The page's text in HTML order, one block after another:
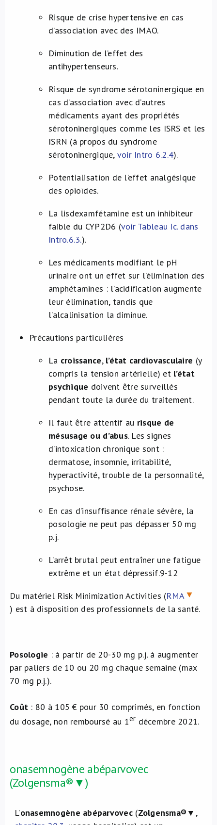
Risque de crise hypertensive en cas
d’association avec des IMAO.
Diminution de l’effet des
antihypertenseurs.
Risque de syndrome sérotoninergique en
cas d’association avec d’autres
médicaments ayant des propriétés
sérotoninergiques comme les ISRS et les
ISRN (à propos du syndrome
sérotoninergique, voir Intro 6.2.4).
Potentialisation de l’effet analgésique
des opioïdes.
La lisdexamfétamine est un inhibiteur
faible du CYP2D6 (voir Tableau Ic. dans
Intro.6.3.).
Les médicaments modifiant le pH
urinaire ont un effet sur l’élimination des
amphétamines : l’acidification augmente
leur élimination, tandis que
l’alcalinisation la diminue.
Précautions particulières
La croissance, l’état cardiovasculaire (y
compris la tension artérielle) et l’état
psychique doivent être surveillés
pendant toute la durée du traitement.
Il faut être attentif au risque de
mésusage ou d’abus. Les signes
d’intoxication chronique sont :
dermatose, insomnie, irritabilité,
hyperactivité, trouble de la personnalité,
psychose.
En cas d’insuffisance rénale sévère, la
posologie ne peut pas dépasser 50 mg
p.j.
L’arrêt brutal peut entraîner une fatigue
extrême et un état dépressif.9-12
Du matériel Risk Minimization Activities (RMA
) est à disposition des professionnels de la santé.
Posologie : à partir de 20-30 mg p.j. à augmenter
par paliers de 10 ou 20 mg chaque semaine (max
70 mg p.j.).
Coût : 80 à 105 € pour 30 comprimés, en fonction
du dosage, non remboursé au 1er décembre 2021.
onasemnogène abéparvovec
(Zolgensma®▼)
L’onasemnogène abéparvovec (Zolgensma®▼,